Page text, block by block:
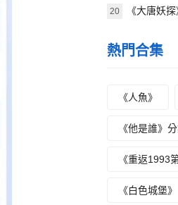
20 《大唐妖
熱門合集
《人魚》
《他是誰》
《重返1993
《白色城堡》